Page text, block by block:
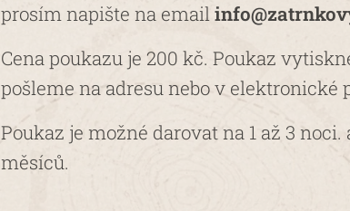
prosím napište na email
Cena poukazu je 200 kč. Poukaz
pošleme na adresu nebo v elektronické
Poukaz je možné darovat na 1 až 3
měsíců.